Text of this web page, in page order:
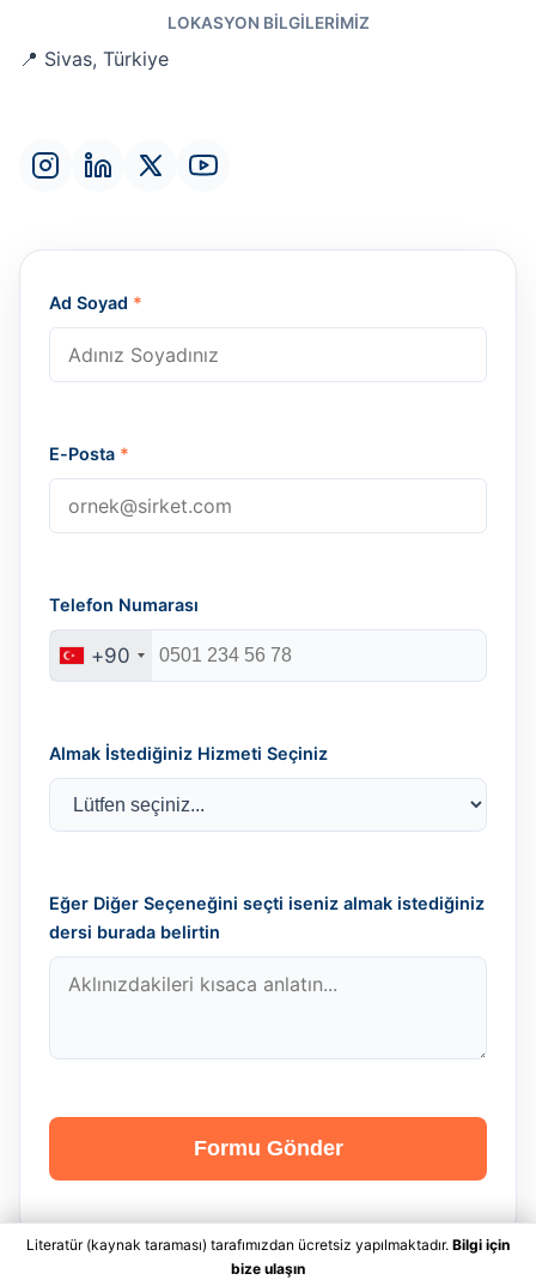
LOKASYON BILGILERIMIZ
📍 Sivas, Türkiye
Ad Soyad *
E-Posta *
Telefon Numarası
+90
Almak İstediğiniz Hizmeti Seçiniz
Eğer Diğer Seçeneğini seçti iseniz almak istediğiniz
dersi burada belirtin
Formu Gönder
Literatür (kaynak taraması) tarafımızdan ücretsiz yapılmaktadır. Bilgi için
bize ulaşın